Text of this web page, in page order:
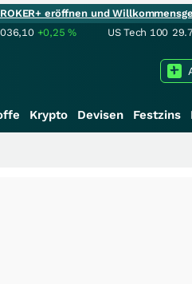
eröffnen und
+0,25% US Tech 100
Krypto Devisen Festzins